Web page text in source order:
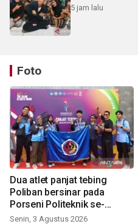
5 jam lalu
Foto
Dua atlet panjat tebing
Poliban bersinar pada
Porseni Politeknik se-
Indonesia 2026
Senin, 3 Agustus 2026